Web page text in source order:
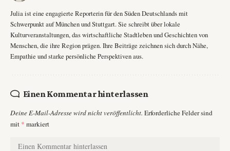
Julia ist eine engagierte Reporterin für den Süden Deutschlands mit
Schwerpunkt auf München und Stuttgart. Sie schreibt über lokale
Kulturveranstaltungen, das wirtschaftliche Stadtleben und Geschichten von
Menschen, die ihre Region prägen. Ihre Beiträge zeichnen sich durch Nähe,
Empathie und starke persönliche Perspektiven aus.
Einen Kommentar hinterlassen
Deine E-Mail-Adresse wird nicht veröffentlicht. Erforderliche Felder sind
mit * markiert